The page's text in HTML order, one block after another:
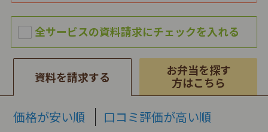
資料を請求する
お弁当を探す
方はこちら
価格が安い順 口コミ評価が高い順